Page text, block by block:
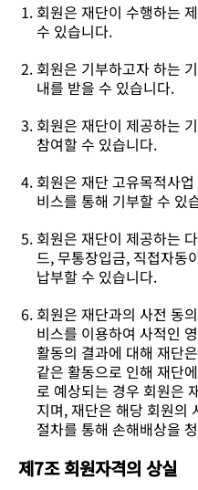
회원은 재단이 수행하는
수 있습니다.
회원은 기부하고자 하는
내를 받을 수 있습니다.
회원은 재단이 제공하는
참여할 수 있습니다.
회원은 재단 고유목적사
비스를 통해 기부할 수 있
회원은 재단이 제공하는
드, 무통장입금, 직접자동
납부할 수 있습니다.
회원은 재단과의 사전 동
비스를 이용하여 사적인
활동의 결과에 대해 재단
같은 활동으로 인해 재단
로 예상되는 경우 회원은
지며, 재단은 해당 회원의
절차를 통해 손해배상을
제7조 회원자격의 상실